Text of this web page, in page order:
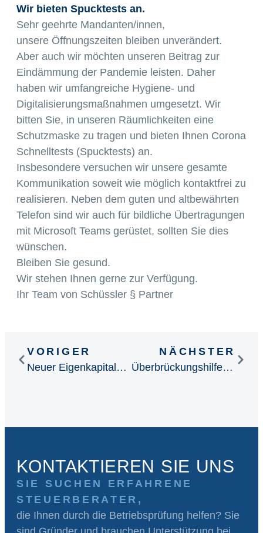
Wir bieten Spucktests an.
Sehr geehrte Mandanten/innen,
unsere Öffnungszeiten bleiben unverändert.
Aber auch wir möchten unseren Beitrag zur
Eindämmung der Pandemie leisten. Daher
haben wir umfangreiche Hygiene- und
Digitalisierungsmaßnahmen umgesetzt. Wir
bitten Sie, in unseren Räumlichkeiten eine
Schutzmaske zu tragen und bieten Ihnen Corona
Schnelltests (Spucktests) an.
Insbesondere versuchen wir unsere gesamte
Kommunikation soweit wie möglich kontaktfrei zu
realisieren. Neben dem guten und altbewährten
Telefon sind wir auch für bildliche Übertragungen
mit Microsoft Teams gerüstet, sollten Sie dies
wünschen.
Bleiben Sie gesund.
Wir stehen Ihnen gerne zur Verfügung.
Ihr Team von Schüssler § Partner
VORIGER
Neuer Eigenkapitalzuschuss in Überbrückungshilfe III
NÄCHSTER
Überbrückungshilfe 3 Plus inkl. Restartprämie und Neustarthilfe Plus
KONTAKTIEREN SIE UNS
SIE SUCHEN ERFAHRENE
STEUERBERATER,
die Ihnen durch die Betriebsprüfung helfen? Sie